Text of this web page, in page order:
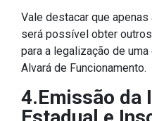
Vale destacar que
será possível obter
para a legalização de
Alvará de Funcionamento.
4.Emissão da